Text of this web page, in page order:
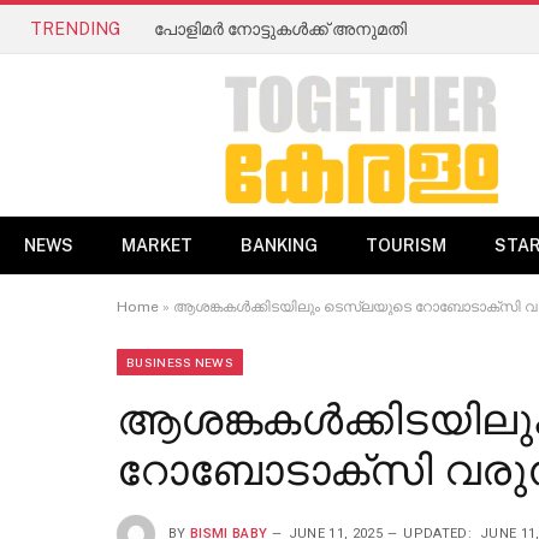
TRENDING പോളിമർ നോട്ടുകൾക്ക് അനുമതി
NEWS MARKET BANKING TOURISM
Home » ആശങ്കകൾക്കിടയിലും ടെസ്‌ലയുടെ റോബോടാക്‌സി
BUSINESS NEWS
റോബോടാക്‌സി
BY BISMI BABY JUNE 11, 2025 UPDATED: JUNE